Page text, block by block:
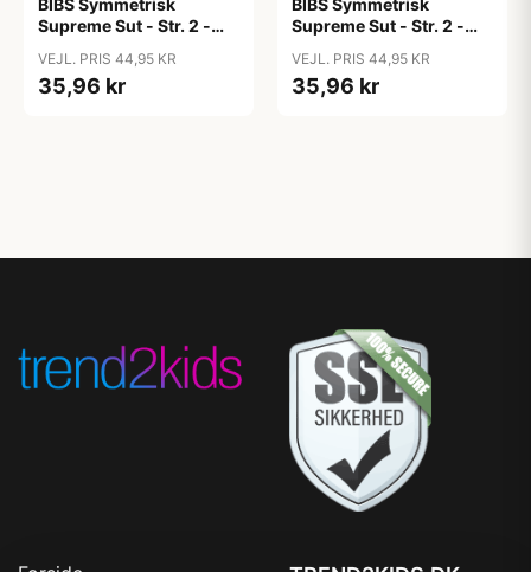
BIBS Symmetrisk
Supreme Sut - Str. 2 -
VEJL. PRIS 44,95 KR
35,96 kr
BIBS Symmetrisk
Supreme Sut - Str. 2 -
VEJL. PRIS 44,95 KR
35,96 kr